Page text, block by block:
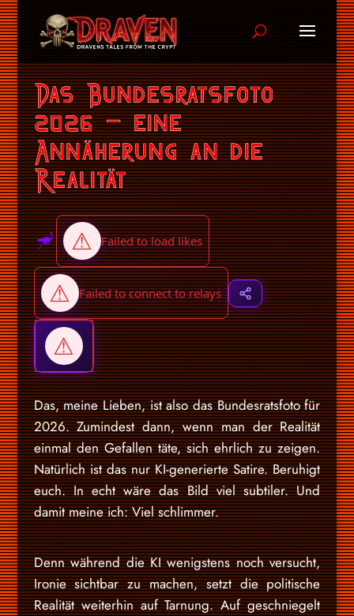
Das Bundesratsfoto
2026 – eine
Annäherung an die
Realität
Das, meine Lieben, ist also das Bundesratsfoto für
2026. Zumindest dann, wenn man der Realität
einmal den Gefallen täte, sich ehrlich zu zeigen.
Natürlich ist das nur KI-generierte Satire. Beruhigt
euch. In echt wäre das Bild viel subtiler. Und
damit meine ich: Viel schlimmer.
Denn während die KI wenigstens noch versucht,
Ironie sichtbar zu machen, setzt die politische
Realität weiterhin auf Tarnung. Auf geschniegelt